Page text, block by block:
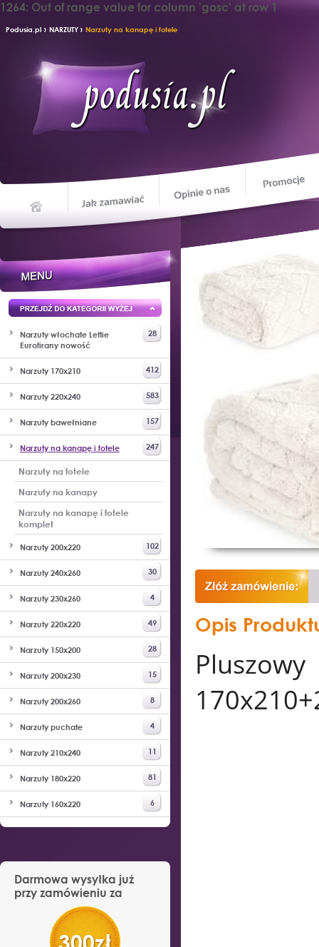
1264: Out of range value for column 'gosc' at row 1
Podusia.pl › NARZUTY › Narzuty na kanapę i fotele
Jak zamawiać
Opinie o nas
Narzuty włochate Lettie
Eurofirany nowość
28
Narzuty 170x210 412
Narzuty 220x240 583
Narzuty bawełniane 157
Narzuty na kanapę i fotele 247
Narzuty na fotele
Narzuty na kanapy
Narzuty na kanapę i fotele
komplet
Narzuty 200x220 102
Narzuty 240x260 30
Narzuty 230x260 4
Narzuty 220x220 49
Narzuty 150x200 28
Narzuty 200x230 15
Narzuty 200x260 8
Narzuty puchate 4
Narzuty 210x240 11
Narzuty 180x220 81
Narzuty 160x220 6
Darmowa wysyłka już
przy zamówieniu za
300zł
Opis